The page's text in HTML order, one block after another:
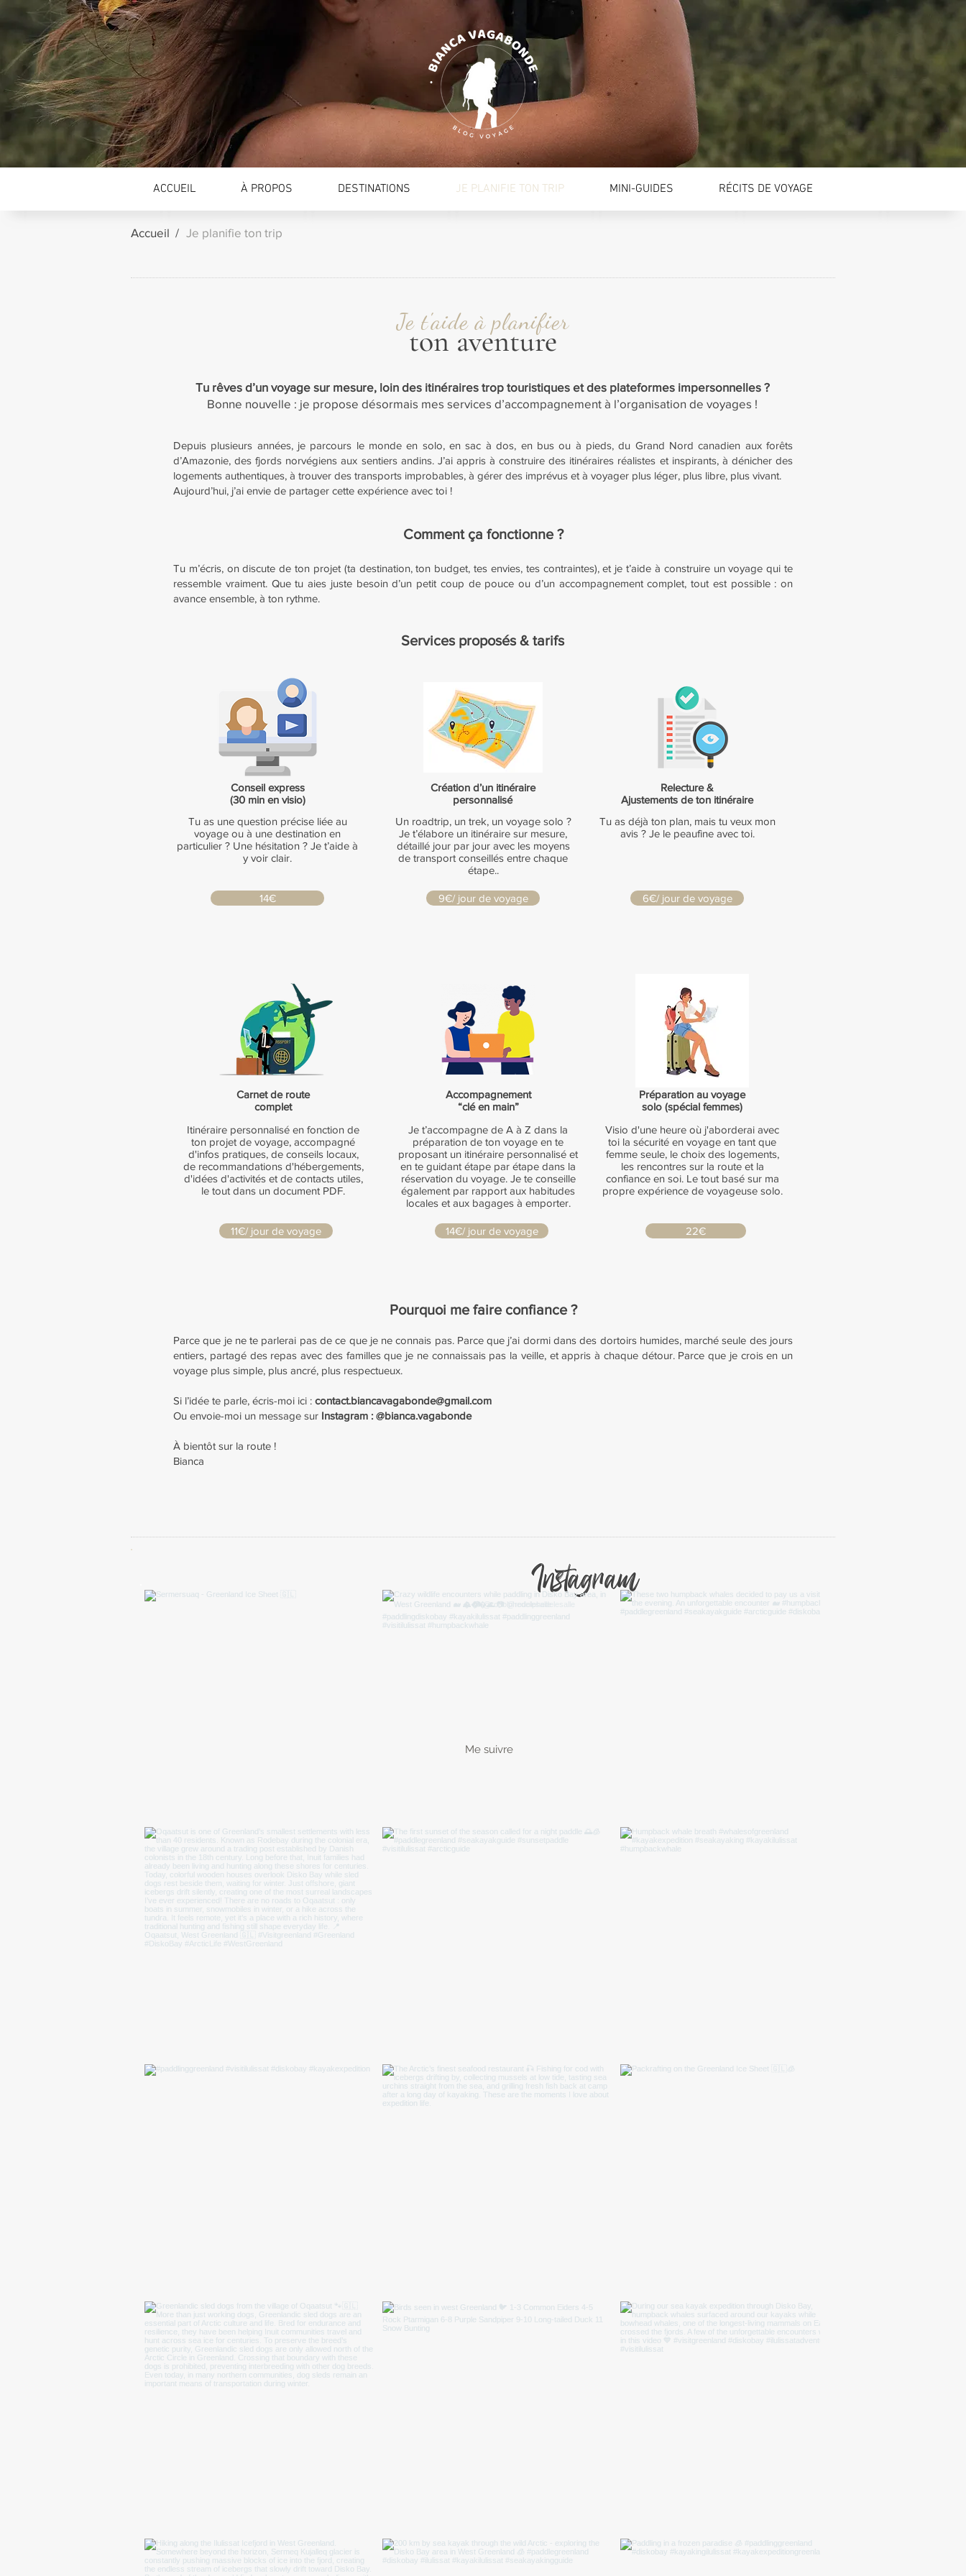
Accueil / Je planifie ton trip
ACCUEIL À PROPOS DESTINATIONS JE PLANIFIE TON TRIP MINI-GUIDES RÉCITS DE VOYAGE
Je t'aide à planifier
ton aventure
Tu rêves d’un voyage sur mesure, loin des itinéraires trop touristiques et des plateformes impersonnelles ?
Bonne nouvelle : je propose désormais mes services d’accompagnement à l’organisation de voyages !
Depuis plusieurs années, je parcours le monde en solo, en sac à dos, en bus ou à pieds, du Grand Nord canadien aux forêts
d’Amazonie, des fjords norvégiens aux sentiers andins. J’ai appris à construire des itinéraires réalistes et inspirants, à dénicher des
logements authentiques, à trouver des transports improbables, à gérer des imprévus et à voyager plus léger, plus libre, plus vivant.
Aujourd’hui, j’ai envie de partager cette expérience avec toi !
Comment ça fonctionne ?
Tu m’écris, on discute de ton projet (ta destination, ton budget, tes envies, tes contraintes), et je t’aide à construire un voyage qui te
ressemble vraiment. Que tu aies juste besoin d’un petit coup de pouce ou d’un accompagnement complet, tout est possible : on
avance ensemble, à ton rythme.
Services proposés & tarifs
Conseil express
(30 min en visio)
Tu as une question précise liée au
voyage ou à une destination en
particulier ? Une hésitation ? Je t’aide à
y voir clair.
14€
Carnet de route
complet
Itinéraire personnalisé en fonction de
ton projet de voyage, accompagné
d'infos pratiques, de conseils locaux,
de recommandations d'hébergements,
d'idées d'activités et de contacts utiles,
le tout dans un document PDF.
11€/ jour de voyage
Création d’un itinéraire
personnalisé
Un roadtrip, un trek, un voyage solo ?
Je t’élabore un itinéraire sur mesure,
détaillé jour par jour avec les moyens
de transport conseillés entre chaque
étape..
9€/ jour de voyage
Accompagnement
“clé en main”
Je t’accompagne de A à Z dans la
préparation de ton voyage en te
proposant un itinéraire personnalisé et
en te guidant étape par étape dans la
réservation du voyage. Je te conseille
également par rapport aux habitudes
locales et aux bagages à emporter.
14€/ jour de voyage
Relecture &
Ajustements de ton itinéraire
Tu as déjà ton plan, mais tu veux mon
avis ? Je le peaufine avec toi.
6€/ jour de voyage
Préparation au voyage
solo (spécial femmes)
Visio d'une heure où j'aborderai avec
toi la sécurité en voyage en tant que
femme seule, le choix des logements,
les rencontres sur la route et la
confiance en soi. Le tout basé sur ma
propre expérience de voyageuse solo.
22€
Pourquoi me faire confiance ?
Parce que je ne te parlerai pas de ce que je ne connais pas. Parce que j’ai dormi dans des dortoirs humides, marché seule des jours
entiers, partagé des repas avec des familles que je ne connaissais pas la veille, et appris à chaque détour. Parce que je crois en un
voyage plus simple, plus ancré, plus respectueux.
Si l’idée te parle, écris-moi ici : contact.biancavagabonde@gmail.com
Ou envoie-moi un message sur Instagram : @bianca.vagabonde
À bientôt sur la route !
Bianca
Instagram
Me suivre